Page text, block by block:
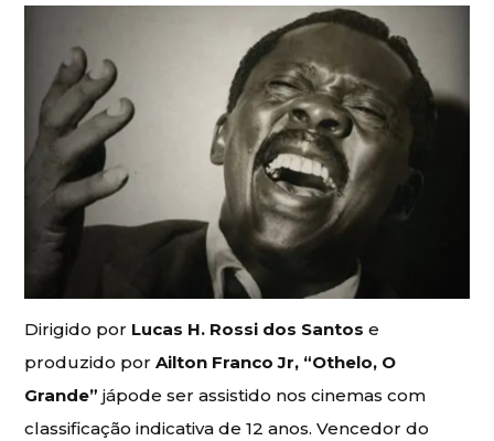
Dirigido por Lucas H. Rossi dos Santos e
produzido porAilton Franco Jr, “Othelo, O
Grande”jápode ser assistido nos cinemas com
classificação indicativa de 12 anos. Vencedor do